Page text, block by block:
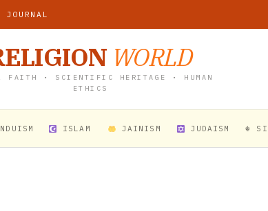
WORLD
FAITH • SCIENTIFIC HERITAGE • HUMAN
ETHICS
ISLAM JAINISM JUDAISM ☬